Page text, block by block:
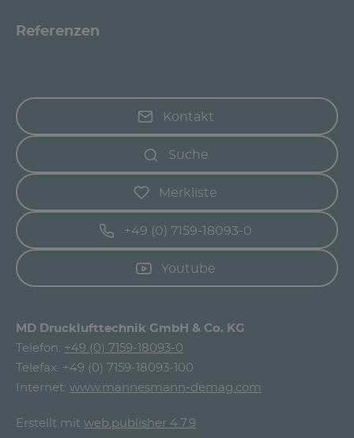
Referenzen
Kontakt
Suche
Merkliste
+49 (0) 7159-18093-0
Youtube
MD Drucklufttechnik GmbH & Co. KG
Telefon: +49 (0) 7159-18093-0
Telefax: +49 (0) 7159-18093-100
Internet: www.mannesmann-demag.com
Erstellt mit web.publisher 4.7.9